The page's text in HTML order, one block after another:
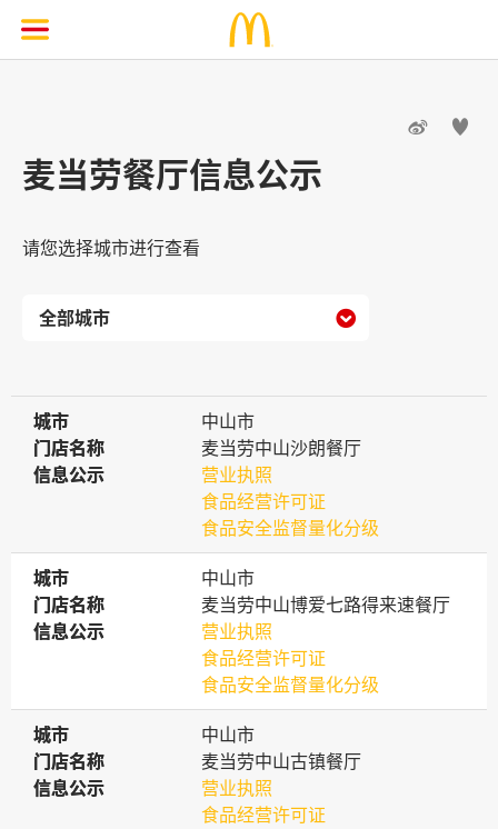
 
麦当劳餐厅信息公示
请您选择城市进行查看

城市
城市
中山市
门店名称
门店名称
麦当劳中山沙朗餐厅
信息公示
信息公示
营业执照
食品经营许可证
食品安全监督量化分级
城市
城市
中山市
门店名称
门店名称
麦当劳中山博爱七路得来速餐厅
信息公示
信息公示
营业执照
食品经营许可证
食品安全监督量化分级
城市
城市
中山市
门店名称
门店名称
麦当劳中山古镇餐厅
信息公示
信息公示
营业执照
食品经营许可证